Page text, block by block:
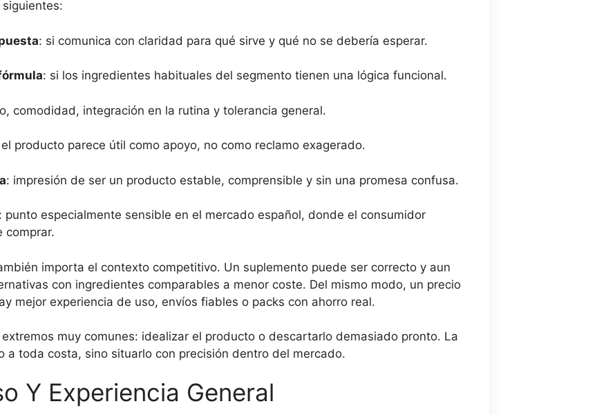
: si comunica con claridad para qué sirve y qué no se debería esperar.
: si los ingredientes habituales del segmento tienen una lógica funcional.
comodidad, integración en la rutina y tolerancia general.
producto parece útil como apoyo, no como reclamo exagerado.
: impresión de ser un producto estable, comprensible y sin una promesa confusa.
: punto especialmente sensible en el mercado español, donde el consumidor
comprar.
importa el contexto competitivo. Un suplemento puede ser correcto y aun
con ingredientes comparables a menor coste. Del mismo modo, un precio
mejor experiencia de uso, envíos fiables o packs con ahorro real.
muy comunes: idealizar el producto o descartarlo demasiado pronto. La
a toda costa, sino situarlo con precisión dentro del mercado.
Y Experiencia General